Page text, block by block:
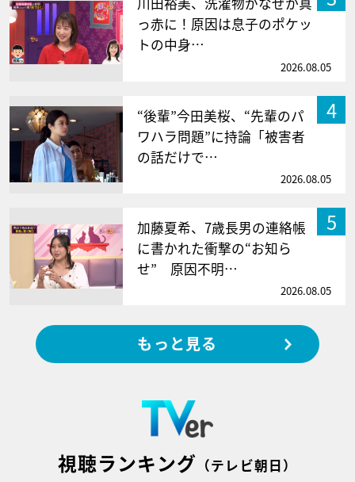
っ赤に！原因は息子のポケッ
トの中身…
2026.08.05
4
“後輩”今田美桜、“先輩のパ
ワハラ問題”に持論「被害者
の話だけで…
2026.08.05
5
加藤夏希、7歳長男の連絡帳
に書かれた衝撃の“お知ら
せ” 原因不明…
2026.08.05
もっと見る
視聴ランキング （テレビ朝日）